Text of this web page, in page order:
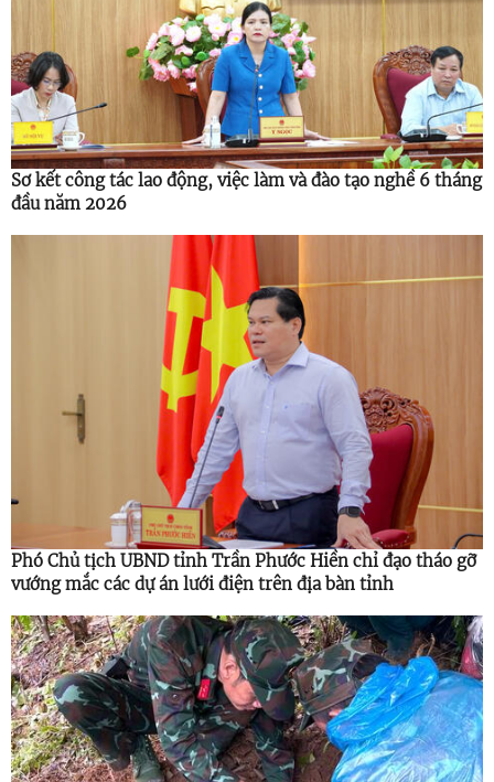
Sơ kết công tác lao động, việc làm và đào tạo nghề 6 tháng
đầu năm 2026
Phó Chủ tịch UBND tỉnh Trần Phước Hiền chỉ đạo tháo gỡ
vướng mắc các dự án lưới điện trên địa bàn tỉnh